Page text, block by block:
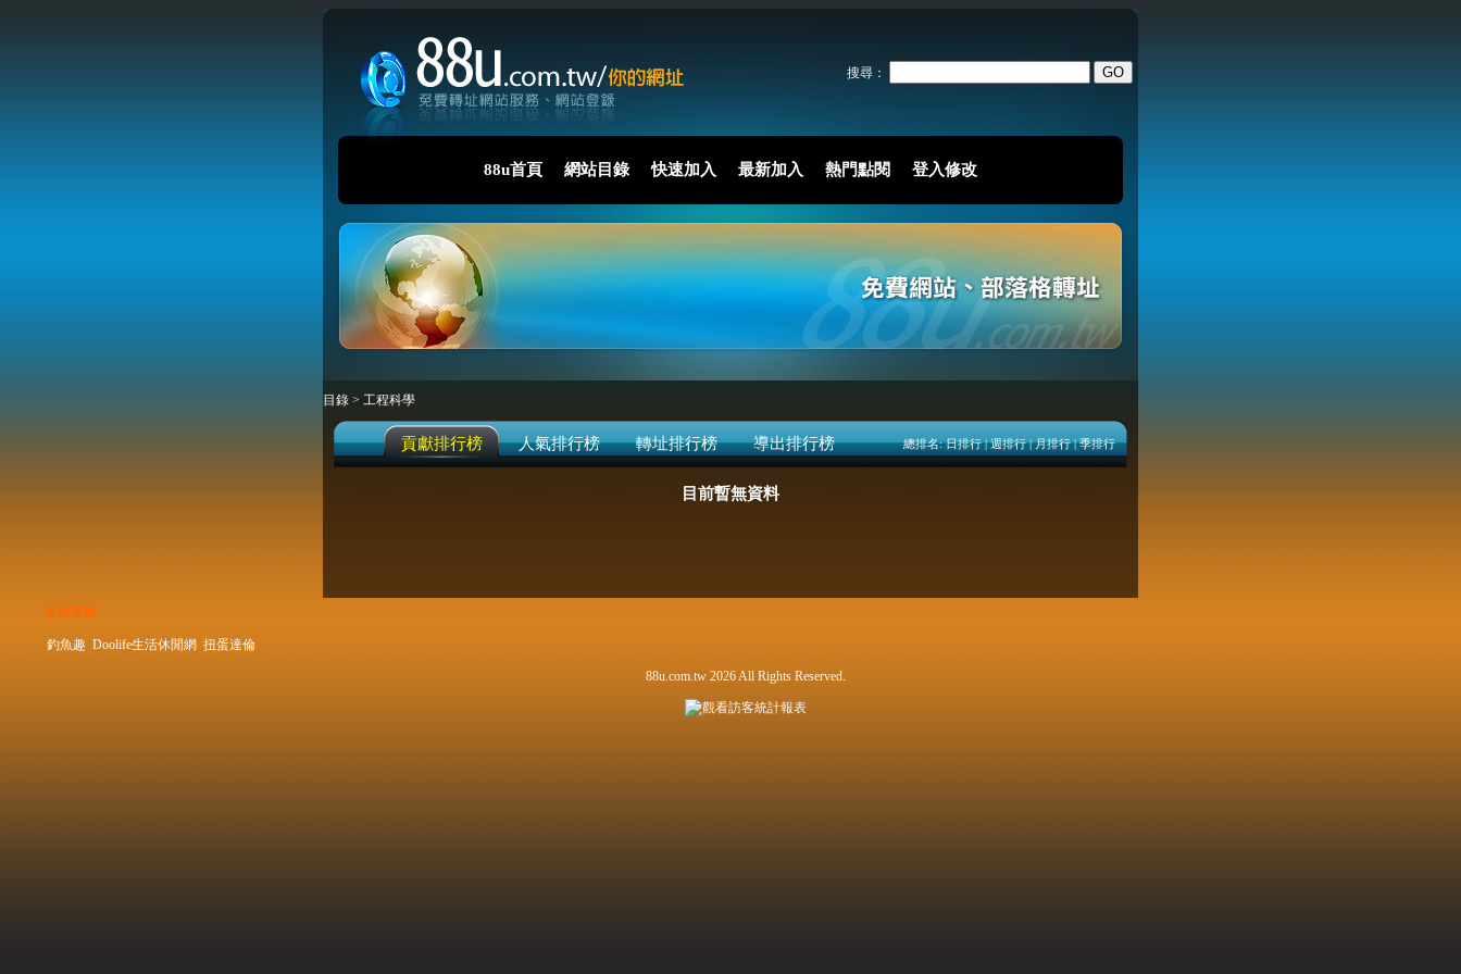
搜尋：
88u首頁 網站目錄 快速加入 最新加入 熱門點閱 登入修改
目錄 > 工程科學
貢獻排行榜 人氣排行榜 轉址排行榜 導出排行榜 總排名:日排行|週排行|月排行|季排行
目前暫無資料
友站連結
釣魚趣 Doolife生活休閒網 扭蛋達倫
88u.com.tw 2026 All Rights Reserved.